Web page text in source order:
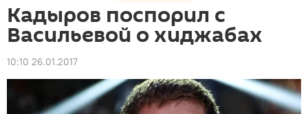
Кадыров поспорил с
Васильевой о хиджабах
10:10 26.01.2017